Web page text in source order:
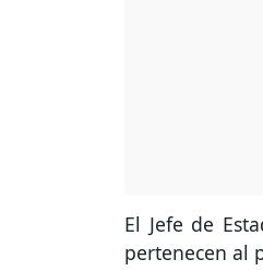
El Jefe de
pertenecen al